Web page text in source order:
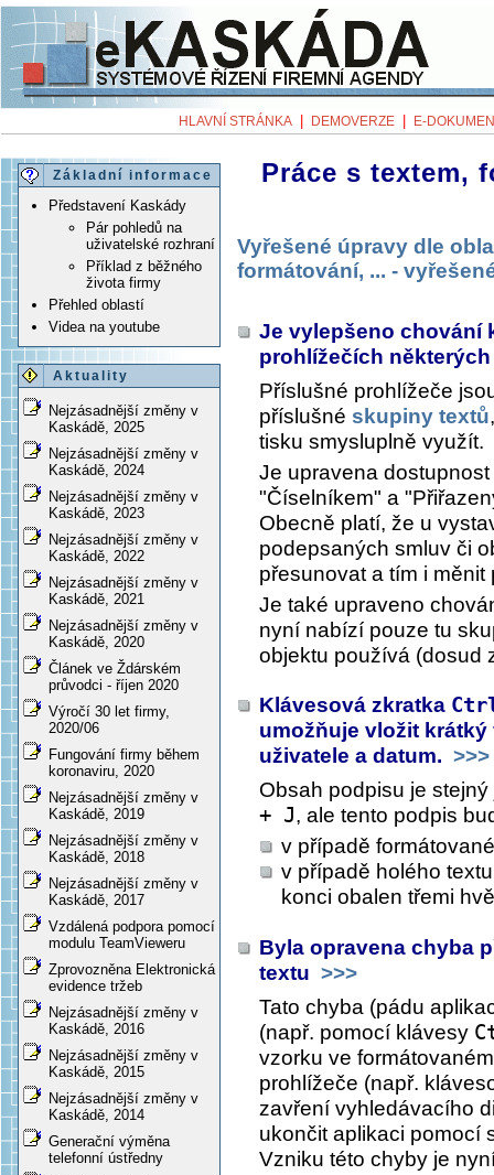
HLAVNÍ STRÁNKA DEMOVERZE E-
Základní informace
Představení Kaskády
Pár pohledů na
uživatelské rozhraní
Příklad z běžného
života firmy
Přehled oblastí
Videa na youtube
Aktuality
Nejzásadnější změny v
Kaskádě, 2025
Nejzásadnější změny v
Kaskádě, 2024
Nejzásadnější změny v
Kaskádě, 2023
Nejzásadnější změny v
Kaskádě, 2022
Nejzásadnější změny v
Kaskádě, 2021
Nejzásadnější změny v
Kaskádě, 2020
Článek ve Ždárském
průvodci - říjen 2020
Výročí 30 let firmy,
2020/06
Fungování firmy během
koronaviru, 2020
Nejzásadnější změny v
Kaskádě, 2019
Nejzásadnější změny v
Kaskádě, 2018
Nejzásadnější změny v
Kaskádě, 2017
Vzdálená podpora pomocí
modulu TeamVieweru
Zprovozněna Elektronická
evidence tržeb
Nejzásadnější změny v
Kaskádě, 2016
Nejzásadnější změny v
Kaskádě, 2015
Nejzásadnější změny v
Kaskádě, 2014
Generační výměna
telefonní ústředny
Práce s textem,
Vyřešené úpravy dle
formátování, ... -
Je vylepšeno chování
prohlížečích
Příslušné prohlížeče
příslušné skupiny textů
tisku smysluplně využít.
Je upravena
"Číselníkem" a
Obecně platí, že u
podepsaných smluv či
přesunovat a tím i
Je také upraveno
nyní nabízí pouze tu
objektu používá (dosud
Klávesová zkratka
umožňuje vložit
uživatele a datum. >>>
Obsah podpisu je
+ J, ale tento podpis
v případě
v případě holého
konci obalen třemi
Byla opravena chyba
textu >>>
Tato chyba (pádu
(např. pomocí klávesy
vzorku ve
prohlížeče (např.
zavření vyhledávacího
ukončit aplikaci pomocí
Vzniku této chyby je